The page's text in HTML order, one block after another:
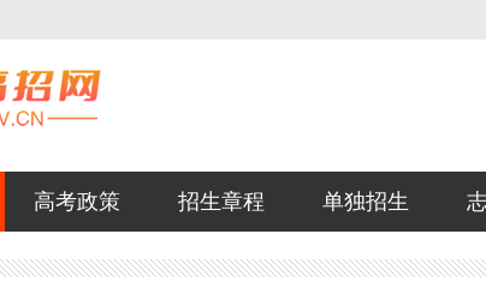
高考政策 招生章程 单独招生